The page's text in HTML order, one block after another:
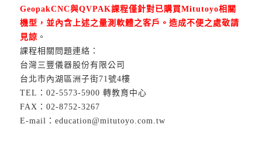
GeopakCNC與QVPAK課程僅針對已購買Mitutoyo相關
機型，並內含上述之量測軟體之客戶。造成不便之處敬請
見諒 。
課程相關問題連絡：
台灣三豐儀器股份有限公司
台北市內湖區洲子街71號4樓
TEL：02-5573-5900 轉教育中心
FAX：02-8752-3267
E-mail：education@mitutoyo.com.tw